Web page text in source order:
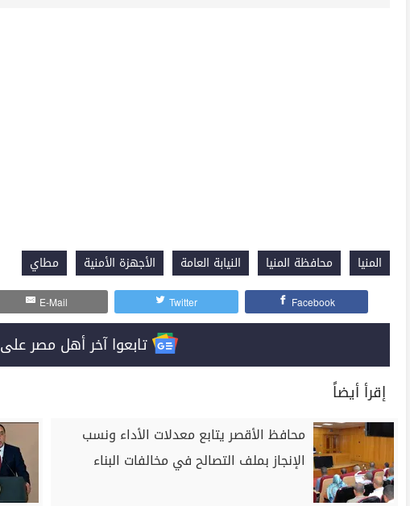
المنيا محافظة المنيا النيابة العامة الأجهزة الأمنية مطاي
Facebook
Twitter
E-Mail
تابعوا آخر أهل مصر على Google News
إقرأ أيضاً
محافظ الأقصر يتابع معدلات الأداء ونسب
الإنجاز بملف التصالح في مخالفات البناء